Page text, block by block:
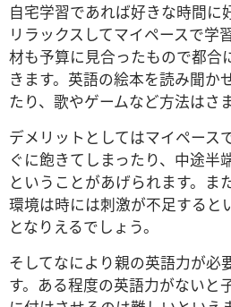
自宅学習であれば好きな時間に
リラックスしてマイペースで学
材も予算に見合ったもので都合
きます。英語の絵本を読み聞か
たり、歌やゲームなど方法はさ
デメリットとしてはマイペース
ぐに飽きてしまったり、中途半
ということがあげられます。ま
環境は時には刺激が不足すると
となりえるでしょう。
そしてなにより親の英語力が必
す。ある程度の英語力がないと